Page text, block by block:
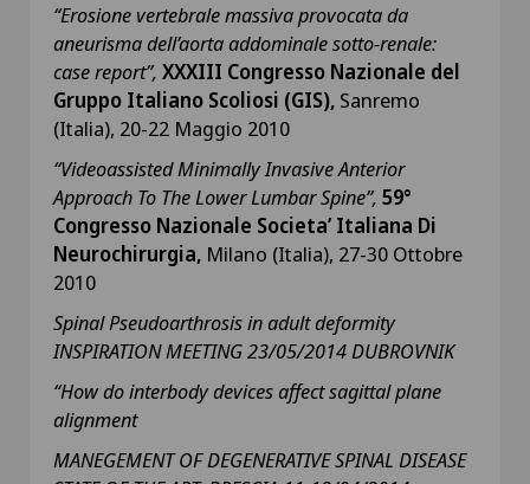
“Erosione vertebrale massiva provocata da
aneurisma dell’aorta addominale sotto-renale:
case report”, XXXIII Congresso Nazionale del
Gruppo Italiano Scoliosi (GIS), Sanremo
(Italia), 20-22 Maggio 2010
“Videoassisted Minimally Invasive Anterior
Approach To The Lower Lumbar Spine”, 59°
Congresso Nazionale Societa’ Italiana Di
Neurochirurgia, Milano (Italia), 27-30 Ottobre
2010
Spinal Pseudoarthrosis in adult deformity
INSPIRATION MEETING 23/05/2014DUBROVNIK
“How do interbody devices affect sagittal plane
alignment
MANEGEMENT OF DEGENERATIVE SPINAL DISEASE